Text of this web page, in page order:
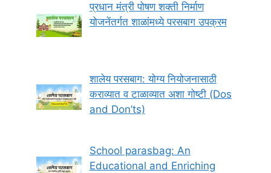
प्रधान मंत्री पोषण शक्ती निर्माण
योजनेंतर्गत शाळांमध्ये परसबाग उपक्रम
शालेय परसबाग: योग्य नियोजनासाठी
कराव्यात व टाळाव्यात अशा गोष्टी (Dos
and Don’ts)
School parasbag: An
Educational and Enriching